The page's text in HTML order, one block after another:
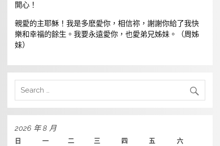
開心！
親愛的主耶穌！我是多麽愛你，相信祢，謝謝你給了我快
樂和幸福的餘生。我要永遠愛你，也愛弟兄姊妹。（周姊
妹）
2026 年 8 月
日 一 二 三 四 五 六